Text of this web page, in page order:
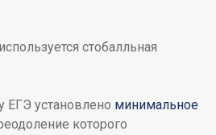
стобалльная
установлено минимальное
которого